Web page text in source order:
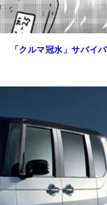
「クルマ冠水」サバイバ